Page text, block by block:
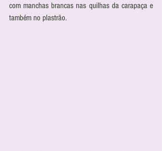
com manchas brancas nas quilhas da carapaça e
também no plastrão.